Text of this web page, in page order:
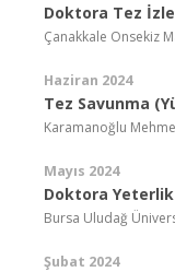
Doktora Tez
Çanakkale Onsekiz
Haziran 2024
Tez Savunma
Karamanoğlu
Mayıs 2024
Doktora Yeterlik
Bursa Uludağ
Şubat 2024